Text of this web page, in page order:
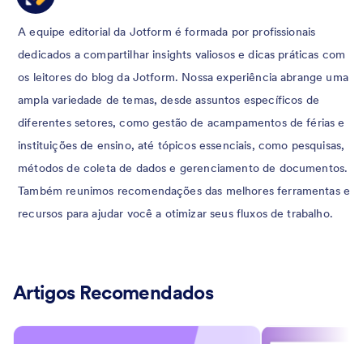
A equipe editorial da Jotform é formada por profissionais
dedicados a compartilhar insights valiosos e dicas práticas com
os leitores do blog da Jotform. Nossa experiência abrange uma
ampla variedade de temas, desde assuntos específicos de
diferentes setores, como gestão de acampamentos de férias e
instituições de ensino, até tópicos essenciais, como pesquisas,
métodos de coleta de dados e gerenciamento de documentos.
Também reunimos recomendações das melhores ferramentas e
recursos para ajudar você a otimizar seus fluxos de trabalho.
Artigos Recomendados